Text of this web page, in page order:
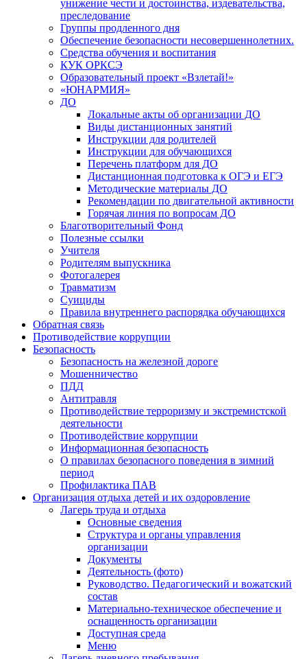
унижение чести и достоинства, издевательства,
преследование
Группы продленного дня
Обеспечение безопасности несовершеннолетних.
Средства обучения и воспитания
КУК ОРКСЭ
Образовательный проект «Взлетай!»
«ЮНАРМИЯ»
ДО
Локальные акты об организации ДО
Виды дистанционных занятий
Инструкции для родителей
Инструкции для обучающихся
Перечень платформ для ДО
Дистанционная подготовка к ОГЭ и ЕГЭ
Методические материалы ДО
Рекомендации по двигательной активности
Горячая линия по вопросам ДО
Благотворительный Фонд
Полезные ссылки
Учителя
Родителям выпускника
Фотогалерея
Травматизм
Суициды
Правила внутреннего распорядка обучающихся
Обратная связь
Противодействие коррупции
Безопасность
Безопасность на железной дороге
Мошенничество
ПДД
Антитравля
Противодействие терроризму и экстремистской
деятельности
Противодействие коррупции
Информационная безопасность
О правилах безопасного поведения в зимний
период
Профилактика ПАВ
Организация отдыха детей и их оздоровление
Лагерь труда и отдыха
Основные сведения
Структура и органы управления
организации
Документы
Деятельность (фото)
Руководство. Педагогический и вожатский
состав
Материально-техническое обеспечение и
оснащенность организации
Доступная среда
Меню